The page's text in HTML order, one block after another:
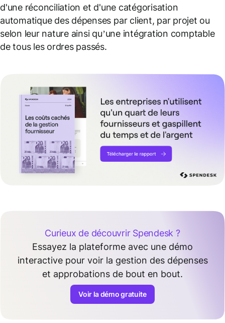
d'une réconciliation et d'une catégorisation
automatique des dépenses par client, par projet ou
selon leur nature ainsi qu’une intégration comptable
de tous les ordres passés.
Curieux de découvrir Spendesk ?
Essayez la plateforme avec une démo
interactive pour voir la gestion des dépenses
et approbations de bout en bout.
Voir la démo gratuite